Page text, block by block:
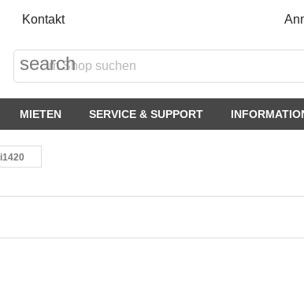
Kontakt
search
MIETEN SERVICE & SUPPORT
i1420